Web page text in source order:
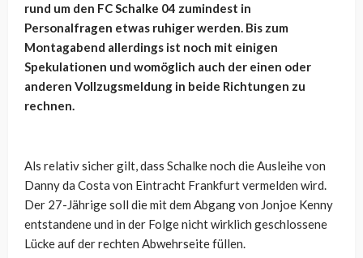
rund um den FC Schalke 04 zumindest in
Personalfragen etwas ruhiger werden. Bis zum
Montagabend allerdings ist noch mit einigen
Spekulationen und womöglich auch der einen oder
anderen Vollzugsmeldung in beide Richtungen zu
rechnen.
Als relativ sicher gilt, dass Schalke noch die Ausleihe von
Danny da Costa von Eintracht Frankfurt vermelden wird.
Der 27-Jährige soll die mit dem Abgang von Jonjoe Kenny
entstandene und in der Folge nicht wirklich geschlossene
Lücke auf der rechten Abwehrseite füllen.